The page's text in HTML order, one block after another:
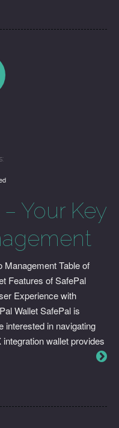
Your Key
Management Table of
Features of SafePal
Experience with
Wallet SafePal is
interested in navigating
wallet provides